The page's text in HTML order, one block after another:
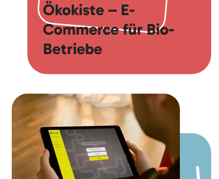
Ökokiste – E-
Commerce für Bio-
Betriebe